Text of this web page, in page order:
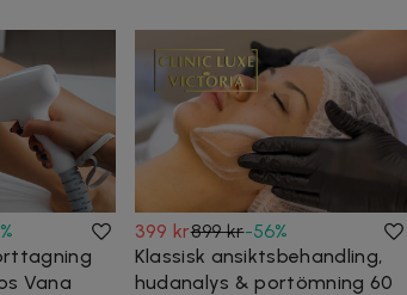
%
Vana
399 kr899 kr-56%
Klassisk ansiktsbehandling,
hudanalys & portömning 60